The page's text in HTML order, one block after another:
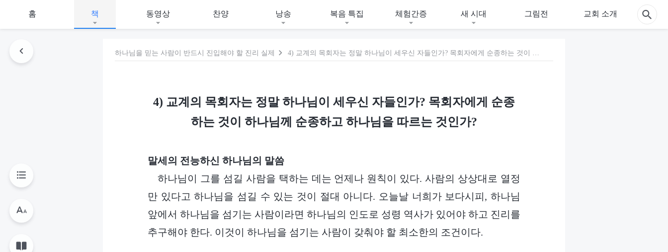
홈 책 동영상 찬양 낭송 복음 특집 체험간증 새 시대 그림전 교회 소개
하나님을 믿는 사람이 반드시 진입해야 할 진리 실제
4) 교계의 목회자는 정말 하나님이 세우신 자들인가? 목회자에게 순종
하는 것이 하나님께 순종하고 하나님을 따르는 것인가?
말세의 전능하신 하나님의 말씀
하나님이 그를 섬길 사람을 택하는 데는 언제나 원칙이 있다. 사람의 상상대로 열정
만 있다고 하나님을 섬길 수 있는 것이 절대 아니다. 오늘날 너희가 보다시피, 하나님
앞에서 하나님을 섬기는 사람이라면 하나님의 인도로 성령 역사가 있어야 하고 진리를
추구해야 한다. 이것이 하나님을 섬기는 사람이 갖춰야 할 최소한의 조건이다.